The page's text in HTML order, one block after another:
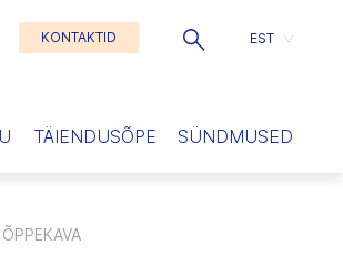
KONTAKTID EST
TÄIENDUSÕPE SÜNDMUSED
ÕPPEKAVA